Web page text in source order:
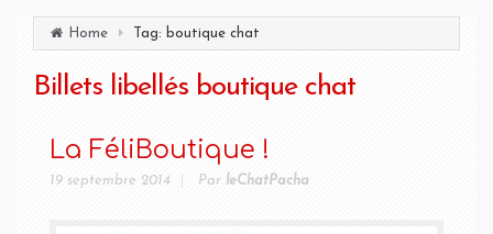
Home Tag: boutique chat
Billets libellés boutique chat
La FéliBoutique !
19 septembre 2014 Par leChatPacha